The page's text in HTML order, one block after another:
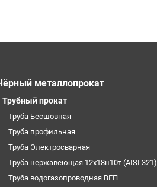
металлопрокат
Трубный прокат
Труба Бесшовная
Труба профильная
Труба Электросварная
Труба нержавеющая 12х18н10т (AISI 321)
Труба водогазопроводная ВГП